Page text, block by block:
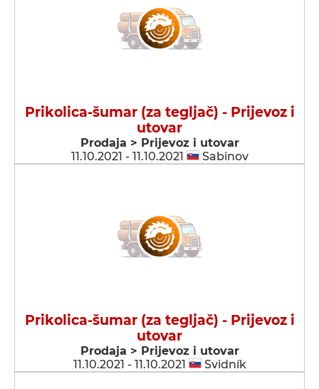
Prikolica-šumar (za tegljač) - Prijevoz i
utovar
Prodaja > Prijevoz i utovar
11.10.2021 - 11.10.2021
Sabinov
Prikolica-šumar (za tegljač) - Prijevoz i
utovar
Prodaja > Prijevoz i utovar
11.10.2021 - 11.10.2021
Svidník